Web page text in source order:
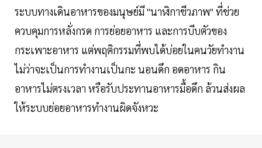
ระบบทางเดินอาหารของมนุษย์มี "นาฬิกาชีวภาพ" ที่ช่วย
ควบคุมการหลั่งกรด การย่อยอาหาร และการบีบตัวของ
กระเพาะอาหาร แต่พฤติกรรมที่พบได้บ่อยในคนวัยทำงาน
ไม่ว่าจะเป็นการทำงานเป็นกะ นอนดึก อดอาหาร กิน
อาหารไม่ตรงเวลา หรือรับประทานอาหารมื้อดึก ล้วนส่งผล
ให้ระบบย่อยอาหารทำงานผิดจังหวะ